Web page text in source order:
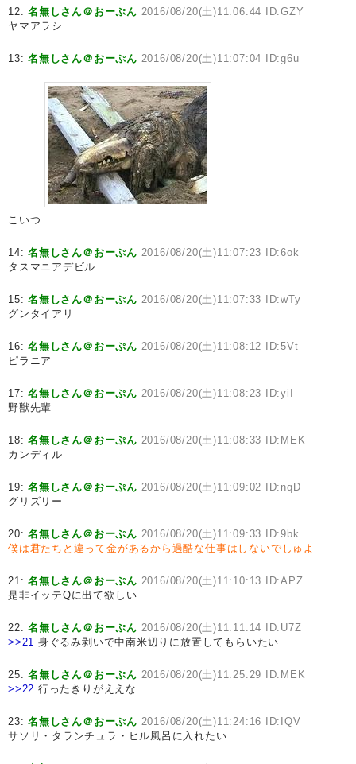
12:名無しさん＠おーぷん 2016/08/20(土)11:06:44 ID:GZY
ヤマアラシ
13:名無しさん＠おーぷん 2016/08/20(土)11:07:04 ID:g6u
こいつ
14:名無しさん＠おーぷん 2016/08/20(土)11:07:23 ID:6ok
タスマニアデビル
15:名無しさん＠おーぷん 2016/08/20(土)11:07:33 ID:wTy
グンタイアリ
16:名無しさん＠おーぷん 2016/08/20(土)11:08:12 ID:5Vt
ピラニア
17:名無しさん＠おーぷん 2016/08/20(土)11:08:23 ID:yiI
野獣先輩
18:名無しさん＠おーぷん 2016/08/20(土)11:08:33 ID:MEK
カンディル
19:名無しさん＠おーぷん 2016/08/20(土)11:09:02 ID:nqD
グリズリー
20:名無しさん＠おーぷん 2016/08/20(土)11:09:33 ID:9bk
僕は君たちと違って金があるから過酷な仕事はしないでしゅよ
21:名無しさん＠おーぷん 2016/08/20(土)11:10:13 ID:APZ
是非イッテQに出て欲しい
22:名無しさん＠おーぷん 2016/08/20(土)11:11:14 ID:U7Z
>>21 身ぐるみ剥いで中南米辺りに放置してもらいたい
25:名無しさん＠おーぷん 2016/08/20(土)11:25:29 ID:MEK
>>22 行ったきりがええな
23:名無しさん＠おーぷん 2016/08/20(土)11:24:16 ID:IQV
サソリ・タランチュラ・ヒル風呂に入れたい